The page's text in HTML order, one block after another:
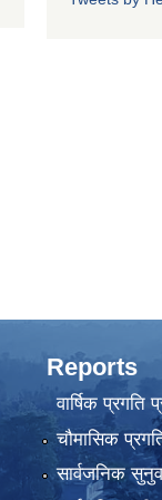
Reports
वार्षिक प्रगति
चौमासिक
सार्वजनिक